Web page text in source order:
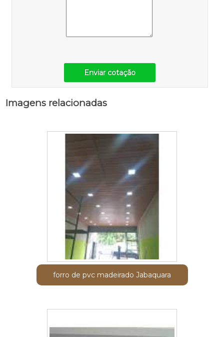
Enviar cotação
Imagens relacionadas
forro de pvc madeirado Jabaquara